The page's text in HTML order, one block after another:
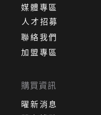
人才招募
媒體專區
曜新消息
購買資訊
聯絡我們
加盟專區